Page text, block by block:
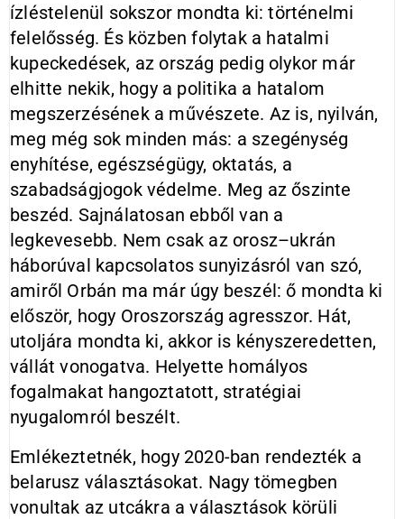
ízléstelenül sokszor mondta ki: történelmi
felelősség. És közben folytak a hatalmi
kupeckedések, az ország pedig olykor már
elhitte nekik, hogy a politika a hatalom
megszerzésének a művészete. Az is, nyilván,
meg még sok minden más: a szegénység
enyhítése, egészségügy, oktatás, a
szabadságjogok védelme. Meg az őszinte
beszéd. Sajnálatosan ebből van a
legkevesebb. Nem csak az orosz–ukrán
háborúval kapcsolatos sunyizásról van szó,
amiről Orbán ma már úgy beszél: ő mondta ki
először, hogy Oroszország agresszor. Hát,
utoljára mondta ki, akkor is kényszeredetten,
vállát vonogatva. Helyette homályos
fogalmakat hangoztatott, stratégiai
nyugalomról beszélt.
Emlékeztetnék, hogy 2020-ban rendezték a
belarusz választásokat. Nagy tömegben
vonultak az utcákra a választások körüli